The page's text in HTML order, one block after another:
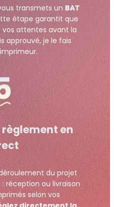
transmets un BAT
étape garantit que
attentes avant la
approuvé, je le fais
en
du projet
réception ou livraison
selon vos